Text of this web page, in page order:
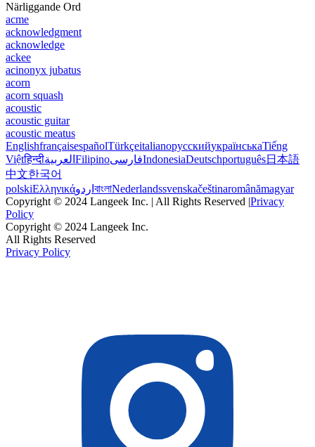
Närliggande Ord
acme
acknowledgment
acknowledge
ackee
acinonyx jubatus
acorn
acorn squash
acoustic
acoustic guitar
acoustic meatus
EnglishfrançaisespañolTürkçeitalianoрусскийукраїнськаTiếng
Việtहिन्दीالعربية FilipinoفارسیIndonesiaDeutschportuguês日本語
中文한국어
polskiΕλληνικάاردو বাংলাNederlandssvenskačeštinaromânămagyar
Copyright © 2024 Langeek Inc. | All Rights Reserved |Privacy
Policy
Copyright © 2024 Langeek Inc.
All Rights Reserved
Privacy Policy